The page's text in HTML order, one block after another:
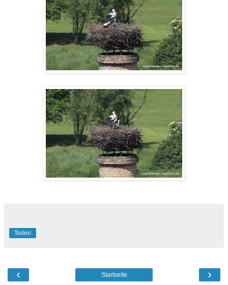
Teilen
‹ ›
Startseite